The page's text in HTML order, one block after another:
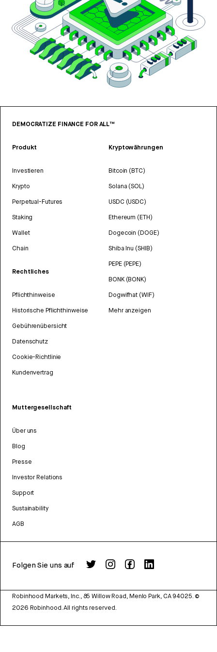
DEMOCRATIZE FINANCE FOR ALL™
Produkt
Investieren
Krypto
Perpetual-Futures
Staking
Wallet
Chain
Rechtliches
Pflichthinweise
Historische Pflichthinweise
Gebührenübersicht
Datenschutz
Cookie-Richtlinie
Kundenvertrag
Kryptowährungen
Bitcoin (BTC)
Solana (SOL)
USDC (USDC)
Ethereum (ETH)
Dogecoin (DOGE)
Shiba Inu (SHIB)
PEPE (PEPE)
BONK (BONK)
Dogwifhat (WIF)
Mehr anzeigen
Muttergesellschaft
Über uns
Blog
Presse
Investor Relations
Support
Sustainability
AGB
Folgen Sie uns auf
Robinhood Markets, Inc., 85 Willow Road, Menlo Park, CA 94025. ©
2026 Robinhood. All rights reserved.